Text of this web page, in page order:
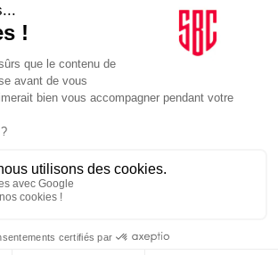
INFLUENCIA
JE DÉCOUVRE LE GROUPE